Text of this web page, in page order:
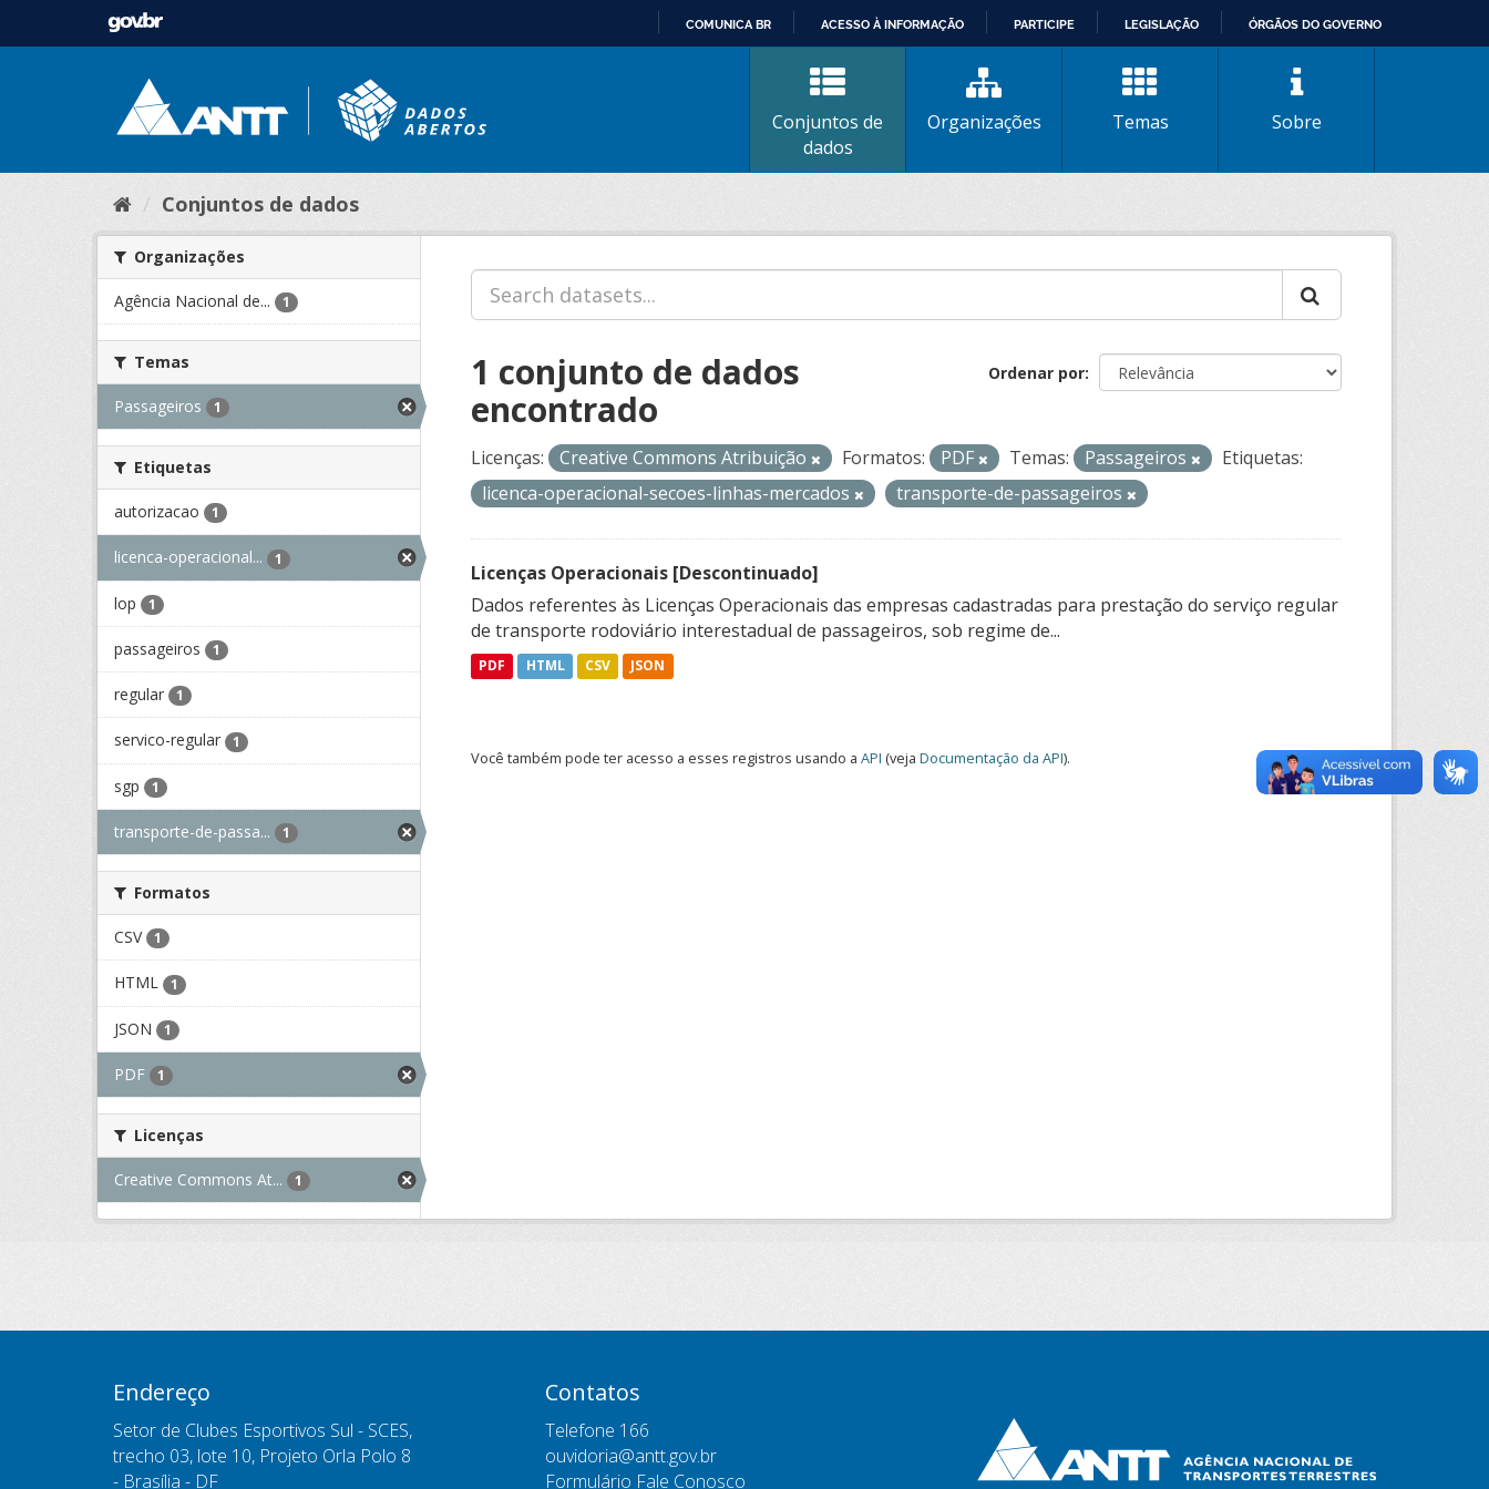
CONTEÚDO
COMUNICA BR ACESSO À INFORMAÇÃO PARTICIPE LEGISLAÇÃO ÓRGÃOS DO GOVERNO
Conjuntos de
dados
Organizações Temas Sobre
Conjuntos de dados
Organizações
Agência Nacional de... 1
Temas
Passageiros 1
Etiquetas
autorizacao 1
licenca-operacional... 1
lop 1
passageiros 1
regular 1
servico-regular 1
sgp 1
transporte-de-passa... 1
Formatos
CSV 1
HTML 1
JSON 1
PDF 1
Licenças
Creative Commons At... 1
Ordenar por
1 conjunto de dados
encontrado
Licenças: Creative Commons Atribuição Formatos: PDF Temas: Passageiros
Etiquetas:
licenca-operacional-secoes-linhas-mercados
transporte-de-passageiros
Licenças Operacionais [Descontinuado]
Dados referentes às Licenças Operacionais das empresas cadastradas para prestação do serviço regular
de transporte rodoviário interestadual de passageiros, sob regime de...
PDF HTML CSV JSON
Você também pode ter acesso a esses registros usando a API (veja Documentação da API).
Endereço
Setor de Clubes Esportivos Sul - SCES,
trecho 03, lote 10, Projeto Orla Polo 8
- Brasília - DF
Contatos
Telefone 166
ouvidoria@antt.gov.br
Formulário Fale Conosco